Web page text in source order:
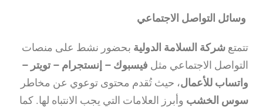
وسائل التواصل الاجتماعي
تتمتع شركة السلامة الدولية بحضور نشط على منصات
التواصل الاجتماعي مثل فيسبوك – إنستجرام – تويتر –
واتساب للأعمال، حيث تُقدم محتوى توعوي عن مخاطر
سوس الخشب وأبرز العلامات التي يجب الانتباه لها. كما